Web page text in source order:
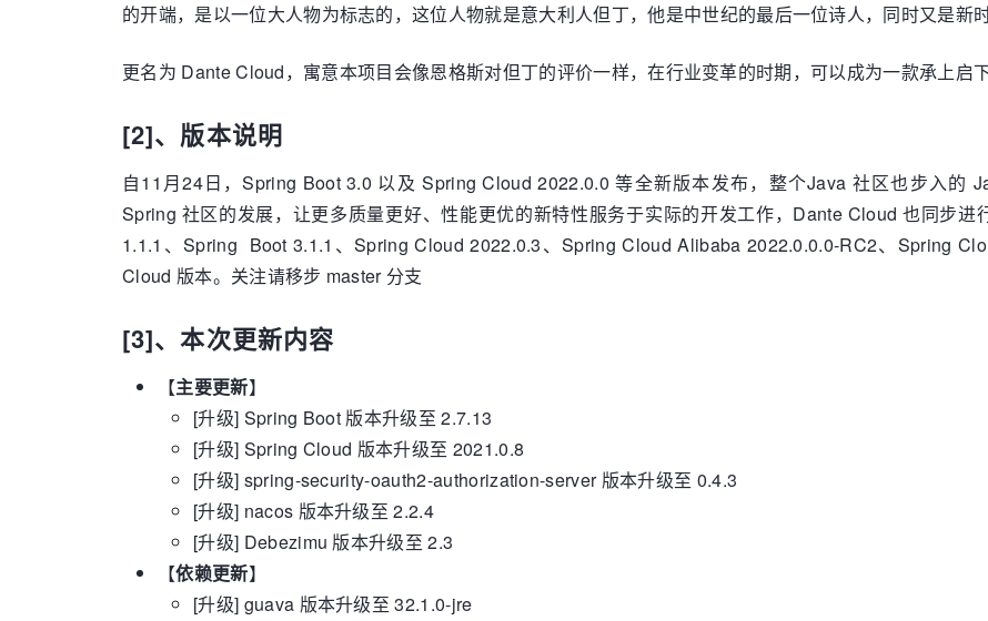
的开端，是以一位大人物为标志的，这位人物就是意大利人但丁，他是中世纪的最后一位诗人，同时又是新
更名为 Dante Cloud，寓意本项目会像恩格斯对但丁的评价一样，在行业变革的时期，可以成为一款承上启
[2]、版本说明
自11月24日，Spring Boot 3.0 以及 Spring Cloud 2022.0.0 等全新版本发布，整个Java 社区也步入的
Spring 社区的发展，让更多质量更好、性能更优的新特性服务于实际的开发工作，Dante Cloud 也同步
1.1.1、Spring Boot 3.1.1、Spring Cloud 2022.0.3、Spring Cloud Alibaba 2022.0.0.0-RC2、Spring
Cloud 版本。关注请移步 master 分支
[3]、本次更新内容
【主要更新】
[升级] Spring Boot 版本升级至 2.7.13
[升级] Spring Cloud 版本升级至 2021.0.8
[升级] spring-security-oauth2-authorization-server 版本升级至 0.4.3
[升级] nacos 版本升级至 2.2.4
[升级] Debezimu 版本升级至 2.3
【依赖更新】
[升级] guava 版本升级至 32.1.0-jre